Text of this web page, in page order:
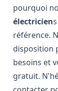
pourquoi
électriciens
référence.
disposition
besoins et
gratuit.